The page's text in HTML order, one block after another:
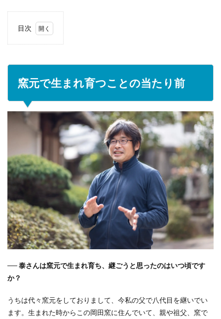
目次
育つ
こと
たり
前
歴史
を継
ぐこ
との
3
萩焼
を日
本の
代表
るま
で
自分
ひと
りで
窯元で生まれ育つことの当たり前
── 泰さんは窯元で生まれ育ち、継ごうと思ったのはいつ頃です
か？
うちは代々窯元をしておりまして、今私の父で八代目を継いでい
ます。生まれた時からこの岡田窯に住んでいて、親や祖父、窯で